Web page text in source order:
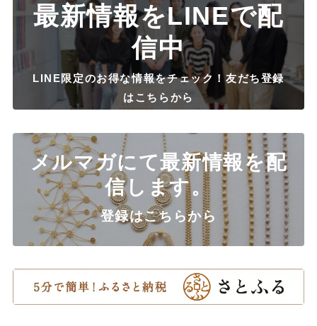
最新情報をLINEで配
信中
LINE限定のお得な情報をチェック！友だち登録
はこちらから
メルマガにて最新情報を配
信します。
登録はこちらから